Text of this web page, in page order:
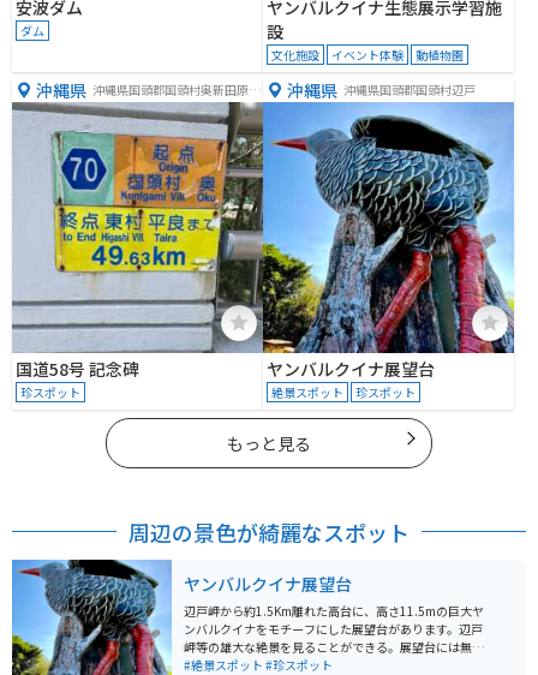
安波ダム
ダム
ヤンバルクイナ生態展示学習施
設
文化施設 イベント体験 動植物園
沖縄県 沖縄県国頭郡国頭村奥新田原５
４１−１
国道58号 記念碑
珍スポット
沖縄県 沖縄県国頭郡国頭村辺戸
ヤンバルクイナ展望台
絶景スポット 珍スポット
もっと見る
周辺の景色が綺麗なスポット
ヤンバルクイナ展望台
辺戸岬から約1.5Km離れた高台に、高さ11.5mの巨大ヤ
ンバルクイナをモチーフにした展望台があります。辺戸
岬等の雄大な絶景を見ることができる。展望台には無料
駐車場があり、階段を上るとヤンバルクイナ展望台の入
#絶景スポット #珍スポット